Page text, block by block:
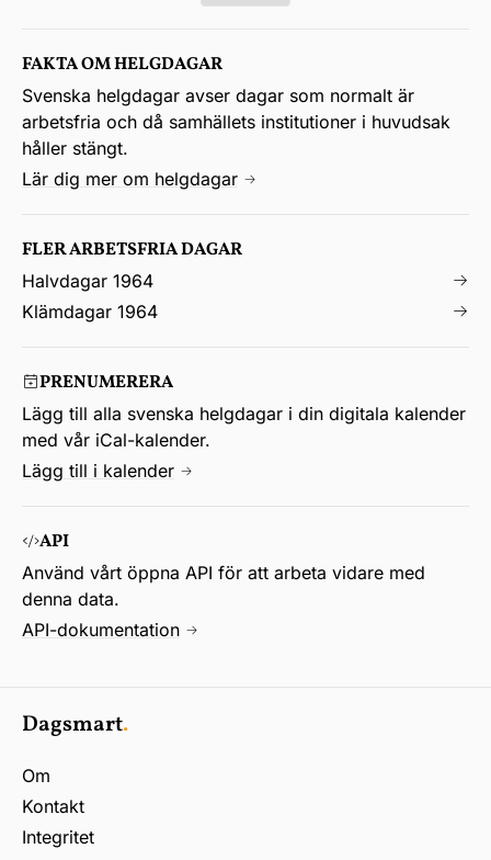
FAKTA OM HELGDAGAR
Svenska helgdagar avser dagar som normalt är
arbetsfria och då samhällets institutioner i huvudsak
håller stängt.
Lär dig mer om helgdagar
FLER ARBETSFRIA DAGAR
Halvdagar 1964
Klämdagar 1964
PRENUMERERA
Lägg till alla svenska helgdagar i din digitala kalender
med vår iCal-kalender.
Lägg till i kalender
API
Använd vårt öppna API för att arbeta vidare med
denna data.
API-dokumentation
Dagsmart.
Om
Kontakt
Integritet